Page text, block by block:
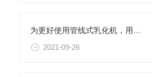
为更好使用管线式乳化机，用户需要了解这些
2021-09-26